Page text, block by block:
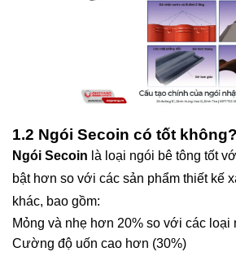
1.2 Ngói Secoin có tốt không?
Ngói Secoin là loại ngói bê tông tốt
bật hơn so với các sản phẩm thiết kế
khác, bao gồm:
Mỏng và nhẹ hơn 20% so với các loại
Cường độ uốn cao hơn (30%)